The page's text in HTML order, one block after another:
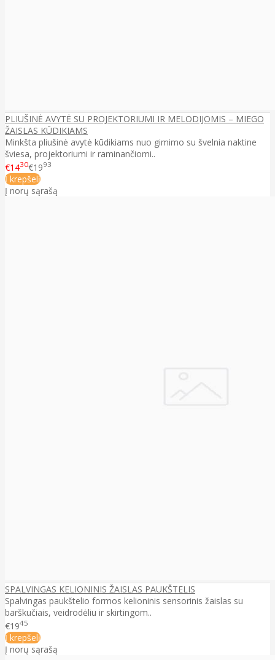
PLIUŠINĖ AVYTĖ SU PROJEKTORIUMI IR MELODIJOMIS – MIEGO
ŽAISLAS KŪDIKIAMS
Minkšta pliušinė avytė kūdikiams nuo gimimo su švelnia naktine
šviesa, projektoriumi ir raminančiomi..
€1430€1993
Į krepšelį
Į norų sąrašą
SPALVINGAS KELIONINIS ŽAISLAS PAUKŠTELIS
Spalvingas paukštelio formos kelioninis sensorinis žaislas su
barškučiais, veidrodėliu ir skirtingom..
€1945
Į krepšelį
Į norų sąrašą